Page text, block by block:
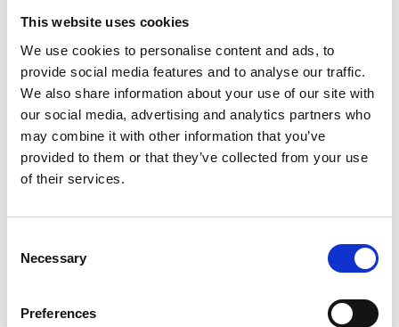
This website uses cookies
We use cookies to personalise content and ads, to
provide social media features and to analyse our traffic.
We also share information about your use of our site with
our social media, advertising and analytics partners who
may combine it with other information that you’ve
provided to them or that they’ve collected from your use
of their services.
Selection
Necessary
Preferences
Torghandelns historia
I Magnus Gabriel De la Gardies föreskrifter från 18 juli
1671 står det att köpmännen ska få sätta upp bodar
efter behag både på Nya stadens och Gamla stadens
torg. Stadens borgerskap var missnöjda med att
lantmännen mest kom in med varor på
marknadsdagarna och undvek att komma på
införsel av varor på torgdagarna för att försöka locka
varit officiell torgdag för Lidköping och sedan 1934
har torgdagarna infallit helgfria onsdagar och